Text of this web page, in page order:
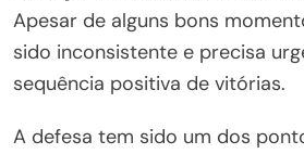
Apesar de alguns bons
sido inconsistente e precisa
sequência positiva de vitórias.
A defesa tem sido um dos